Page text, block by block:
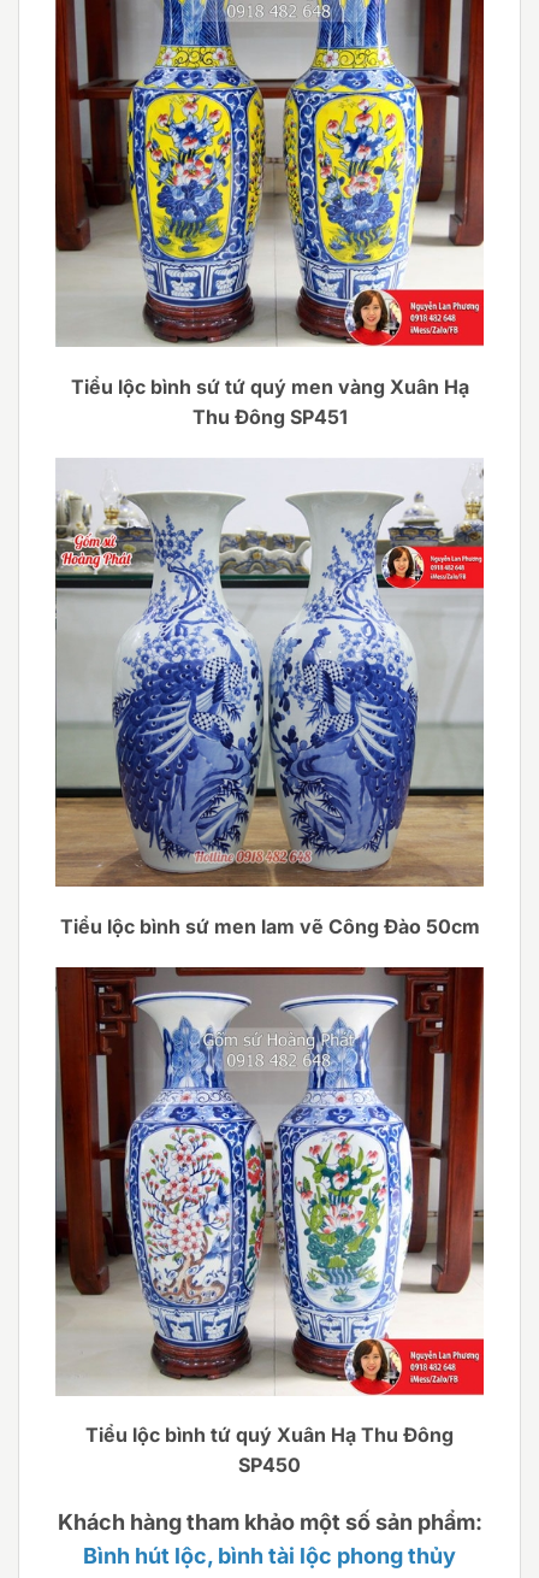
Tiểu lộc bình sứ tứ quý men vàng Xuân Hạ
Thu Đông SP451
Tiểu lộc bình sứ men lam vẽ Công Đào 50cm
Tiểu lộc bình tứ quý Xuân Hạ Thu Đông
SP450
Khách hàng tham khảo một số sản phẩm:
Bình hút lộc, bình tài lộc phong thủy